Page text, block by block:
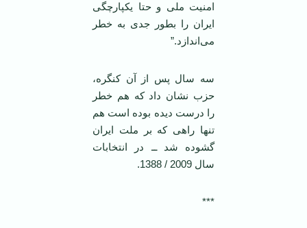
امنیت ملی و حتا یکپارچگی
ایران را بطور جدی به خطر
می‌‌اندازد.”
سه سال پس از آن کنگره،
حزب نشان داد که هم خطر
را درست دیده بوده است هم
تنها راهی که بر ملت ایران
گشوده شد ــ در انتخابات
سال 2009 / 1388.
***